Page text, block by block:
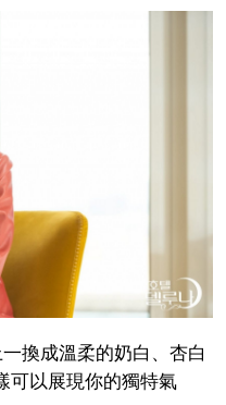
換成溫柔的奶白、杏白
可以展現你的獨特氣